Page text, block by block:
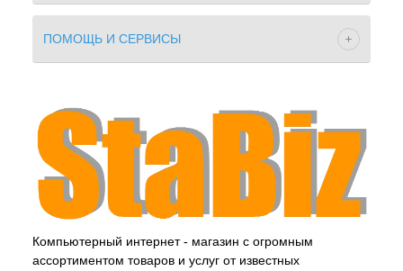
ПОМОЩЬ И СЕРВИСЫ
Компьютерный интернет - магазин с огромным
ассортиментом товаров и услуг от известных